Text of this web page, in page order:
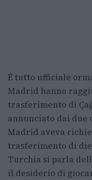
È tutto ufficiale
Madrid hanno
trasferimento di
annunciato dai due
Madrid aveva
trasferimento di
Turchia si parla
il desiderio di